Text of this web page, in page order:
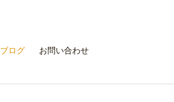
ブログ お問い合わせ